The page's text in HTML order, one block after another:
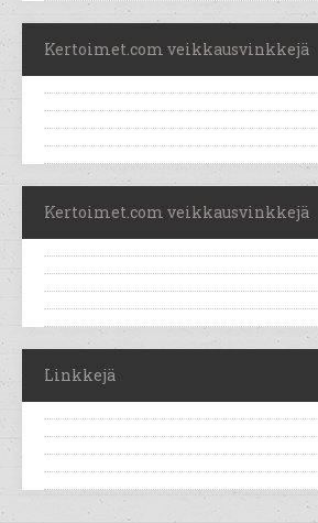
Kertoimet.com veikkausvinkkejä
Kertoimet.com veikkausvinkkejä
Linkkejä